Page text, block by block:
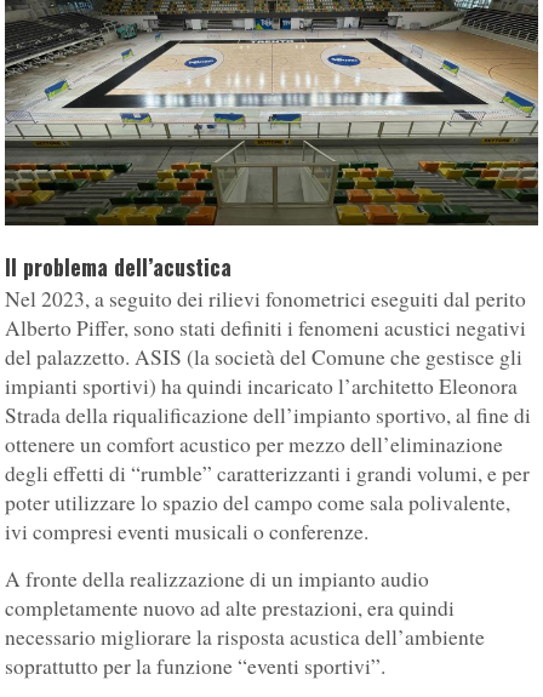
Il problema dell’acustica
Nel 2023, a seguito dei rilievi fonometrici eseguiti dal perito
Alberto Piffer, sono stati definiti i fenomeni acustici negativi
del palazzetto. ASIS (la società del Comune che gestisce gli
impianti sportivi) ha quindi incaricato l’architetto Eleonora
Strada della riqualificazione dell’impianto sportivo, al fine di
ottenere un comfort acustico per mezzo dell’eliminazione
degli effetti di “rumble” caratterizzanti i grandi volumi, e per
poter utilizzare lo spazio del campo come sala polivalente,
ivi compresi eventi musicali o conferenze.
A fronte della realizzazione di un impianto audio
completamente nuovo ad alte prestazioni, era quindi
necessario migliorare la risposta acustica dell’ambiente
soprattutto per la funzione “eventi sportivi”.